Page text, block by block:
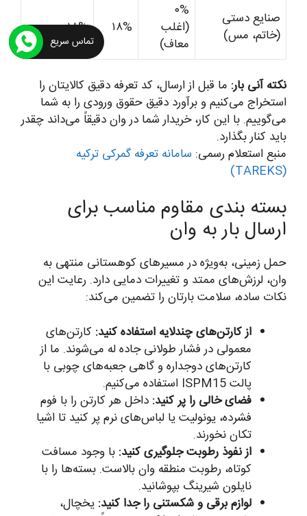
صنایع دستی
(خاتم، مس)
۰%
(اغلب
معاف)
۱۸% ۱۸%
نکته آنی بار: ما قبل از ارسال، کد تعرفه دقیق کالایتان را
استخراج می‌کنیم و برآورد دقیق حقوق ورودی را به شما
می‌گوییم. با این کار، خریدار شما در وان دقیقاً می‌داند چقدر
باید کنار بگذارد.
منبع استعلام رسمی: سامانه تعرفه گمرکی ترکیه
(TAREKS)
بسته بندی مقاوم مناسب برای
ارسال بار به وان
حمل زمینی، به‌ویژه در مسیرهای کوهستانی منتهی به
وان، لرزش‌های ممتد و تغییرات دمایی دارد. رعایت این
نکات ساده، سلامت بارتان را تضمین می‌کند:
از کارتن‌های چندلایه استفاده کنید: کارتن‌های
معمولی در فشار طولانی جاده له می‌شوند. ما از
کارتن‌های دوجداره و گاهی جعبه‌های چوبی با
پالت ISPM15 استفاده می‌کنیم.
فضای خالی را پر کنید: داخل هر کارتن را با فوم
فشرده، یونولیت یا لباس‌های نرم پر کنید تا اشیا
تکان نخورند.
از نفوذ رطوبت جلوگیری کنید: با وجود مسافت
کوتاه، رطوبت منطقه وان بالاست. بسته‌ها را با
نایلون شیرینگ بپوشانید.
لوازم برقی و شکستنی را جدا کنید: یخچال،
تماس سریع